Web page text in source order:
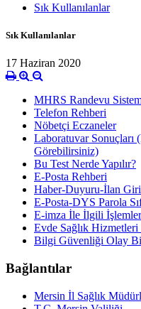
Sık Kullanılanlar
Sık Kullanılanlar
17 Haziran 2020
MHRS Randevu
Telefon Rehberi
Nöbetçi Eczaneler
Laboratuvar Sonuçları
Görebilirsiniz)
Bu Test Nerde Yapılır?
E-Posta Rehberi
Haber-Duyuru-İlan
E-Posta-DYS Parola
E-imza İle İlgili İşlemler
Evde Sağlık
Bilgi Güvenliği Olay
Bağlantılar
Mersin İl Sağlık